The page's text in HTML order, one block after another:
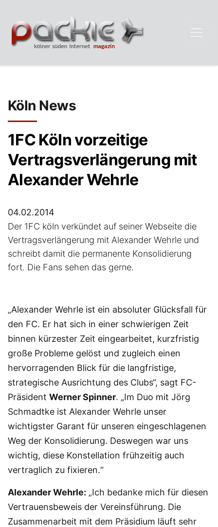
Köln News
1FC Köln vorzeitige
Vertragsverlängerung mit
Alexander Wehrle
04.02.2014
Der 1FC köln verkündet auf seiner Webseite die
Vertragsverlängerung mit Alexander Wehrle und
schreibt damit die permanente Konsolidierung
fort. Die Fans sehen das gerne.
„Alexander Wehrle ist ein absoluter Glücksfall für
den FC. Er hat sich in einer schwierigen Zeit
binnen kürzester Zeit eingearbeitet, kurzfristig
große Probleme gelöst und zugleich einen
hervorragenden Blick für die langfristige,
strategische Ausrichtung des Clubs“, sagt FC-
Präsident Werner Spinner. „Im Duo mit Jörg
Schmadtke ist Alexander Wehrle unser
wichtigster Garant für unseren eingeschlagenen
Weg der Konsolidierung. Deswegen war uns
wichtig, diese Konstellation frühzeitig auch
vertraglich zu fixieren.“
Alexander Wehrle: „Ich bedanke mich für diesen
Vertrauensbeweis der Vereinsführung. Die
Zusammenarbeit mit dem Präsidium läuft sehr